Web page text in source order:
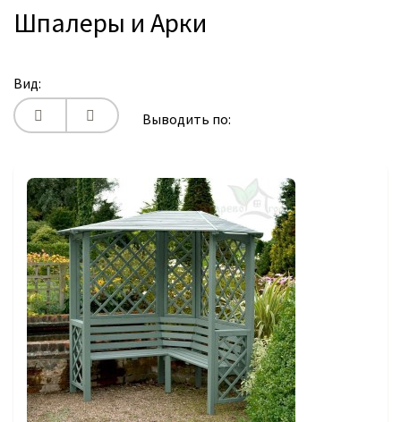
Шпалеры и Арки
Вид:
Выводить по: